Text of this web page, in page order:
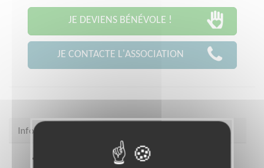
JE DEVIENS BÉNÉVOLE !
JE CONTACTE L'ASSOCIATION
Infos pratiques
Rue Emile Basly Espace 2000